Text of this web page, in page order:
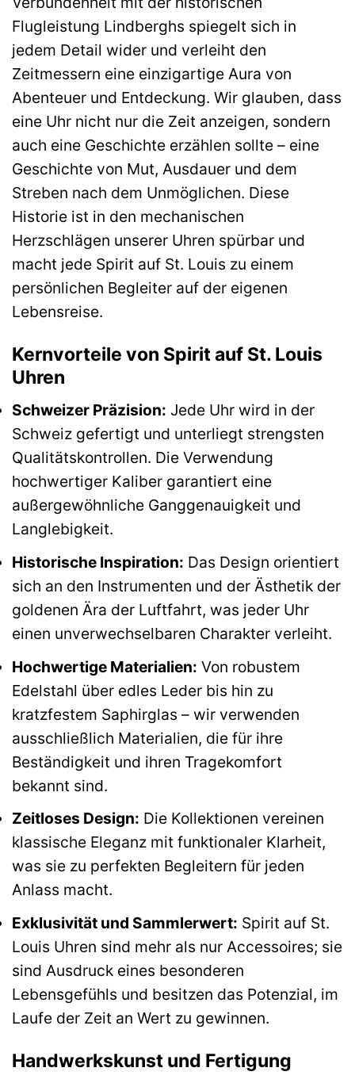
Flugleistung Lindberghs spiegelt sich in
jedem Detail wider und verleiht den
Zeitmessern eine einzigartige Aura von
Abenteuer und Entdeckung. Wir glauben, dass
eine Uhr nicht nur die Zeit anzeigen, sondern
auch eine Geschichte erzählen sollte – eine
Geschichte von Mut, Ausdauer und dem
Streben nach dem Unmöglichen. Diese
Historie ist in den mechanischen
Herzschlägen unserer Uhren spürbar und
macht jede Spirit auf St. Louis zu einem
persönlichen Begleiter auf der eigenen
Lebensreise.
Kernvorteile von Spirit auf St. Louis
Uhren
Schweizer Präzision: Jede Uhr wird in der
Schweiz gefertigt und unterliegt strengsten
Qualitätskontrollen. Die Verwendung
hochwertiger Kaliber garantiert eine
außergewöhnliche Ganggenauigkeit und
Langlebigkeit.
Historische Inspiration: Das Design orientiert
sich an den Instrumenten und der Ästhetik der
goldenen Ära der Luftfahrt, was jeder Uhr
einen unverwechselbaren Charakter verleiht.
Hochwertige Materialien: Von robustem
Edelstahl über edles Leder bis hin zu
kratzfestem Saphirglas – wir verwenden
ausschließlich Materialien, die für ihre
Beständigkeit und ihren Tragekomfort
bekannt sind.
Zeitloses Design: Die Kollektionen vereinen
klassische Eleganz mit funktionaler Klarheit,
was sie zu perfekten Begleitern für jeden
Anlass macht.
Exklusivität und Sammlerwert: Spirit auf St.
Louis Uhren sind mehr als nur Accessoires; sie
sind Ausdruck eines besonderen
Lebensgefühls und besitzen das Potenzial, im
Laufe der Zeit an Wert zu gewinnen.
Handwerkskunst und Fertigung